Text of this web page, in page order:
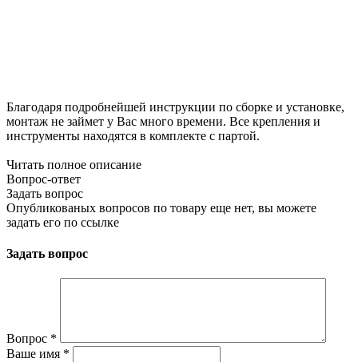
Благодаря подробнейшей инструкции по сборке и установке,
монтаж не займет у Вас много времени. Все крепления и
инструменты находятся в комплекте с партой.
Читать полное описание
Вопрос-ответ
Задать вопрос
Опубликованых вопросов по товару еще нет, вы можете
задать его по ссылке
Задать вопрос
Вопрос *
Ваше имя *